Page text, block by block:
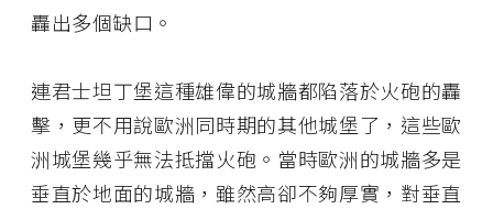
轟出多個缺口。
連君士坦丁堡這種雄偉的城牆都陷落於火砲的轟
擊，更不用說歐洲同時期的其他城堡了，這些歐
洲城堡幾乎無法抵擋火砲。當時歐洲的城牆多是
垂直於地面的城牆，雖然高卻不夠厚實，對垂直